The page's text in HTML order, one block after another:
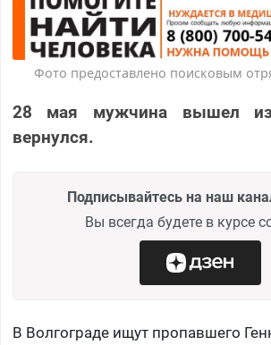
Фото предоставлено поисковым
28 мая мужчина вышел
вернулся.
Подписывайтесь на наш
Вы всегда будете в курсе
В Волгограде ищут пропавшего